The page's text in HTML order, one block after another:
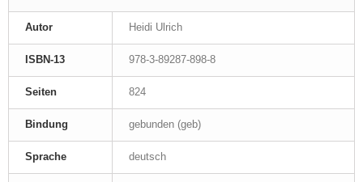
Autor Heidi Ulrich
ISBN-13 978-3-89287-898-8
Seiten 824
Bindung gebunden (geb)
Sprache deutsch